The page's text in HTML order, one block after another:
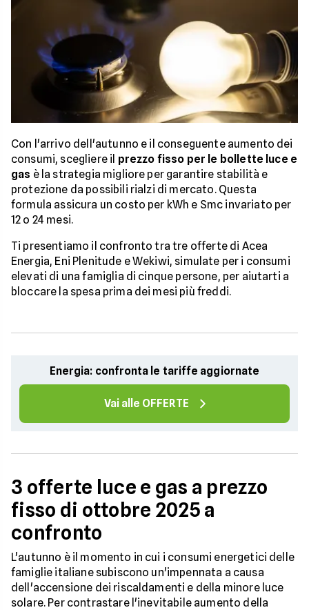
Con l'arrivo dell'autunno e il conseguente aumento dei
consumi, scegliere il prezzo fisso per le bollette luce e
gas è la strategia migliore per garantire stabilità e
protezione da possibili rialzi di mercato. Questa
formula assicura un costo per kWh e Smc invariato per
12 o 24 mesi.
Ti presentiamo il confronto tra tre offerte di Acea
Energia, Eni Plenitude e Wekiwi, simulate per i consumi
elevati di una famiglia di cinque persone, per aiutarti a
bloccare la spesa prima dei mesi più freddi.
Energia: confronta le tariffe aggiornate
Vai alle OFFERTE
3 offerte luce e gas a prezzo
fisso di ottobre 2025 a
confronto
L'autunno è il momento in cui i consumi energetici delle
famiglie italiane subiscono un'impennata a causa
dell'accensione dei riscaldamenti e della minore luce
solare. Per contrastare l'inevitabile aumento della